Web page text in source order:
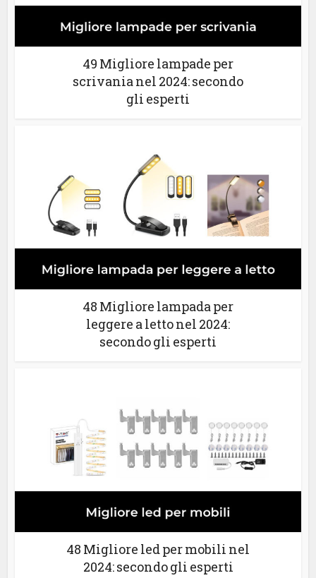
49 Migliore lampade per
scrivania nel 2024: secondo
gli esperti
48 Migliore lampada per
leggere a letto nel 2024:
secondo gli esperti
48 Migliore led per mobili nel
2024: secondo gli esperti